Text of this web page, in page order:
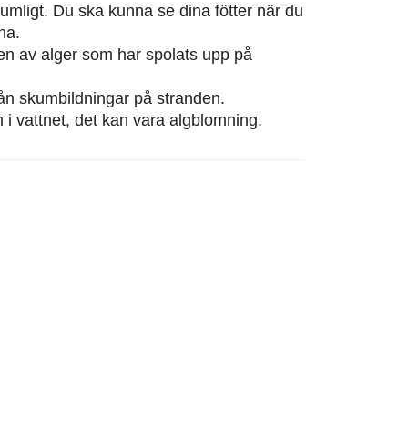
Du ska kunna se dina fötter när du
av alger som har spolats upp på
skumbildningar på stranden.
i vattnet, det kan vara algblomning.